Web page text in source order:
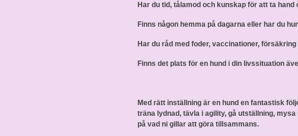
Har du tid, tålamod och kunskap för att ta hand
Finns någon hemma på dagarna eller har du
Har du råd med foder, vaccinationer,
Finns det plats för en hund i din livssituation
Med rätt inställning är en hund en fantastisk
träna lydnad, tävla i agility, gå utställning,
på vad ni gillar att göra tillsammans.